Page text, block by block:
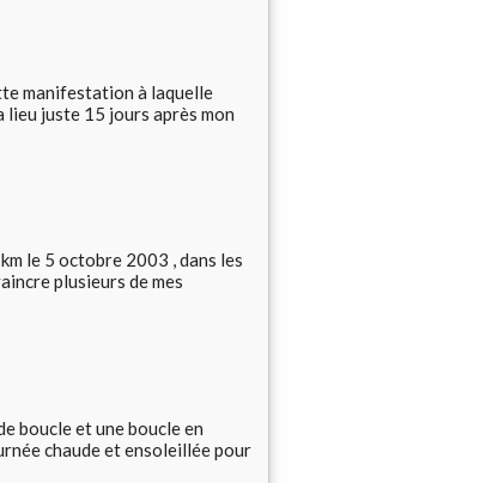
manifestation à laquelle
lieu juste 15 jours après mon
le 5 octobre 2003 , dans les
plusieurs de mes
boucle et une boucle en
chaude et ensoleillée pour